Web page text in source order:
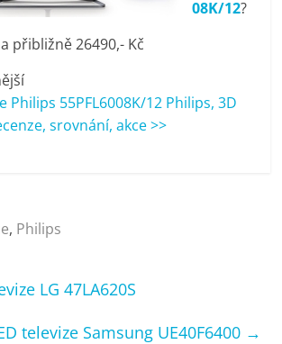
08K/12?
přibližně 26490,- Kč
Philips 55PFL6008K/12 Philips, 3D
srovnání, akce >>
, Philips
LG 47LA620S
televize Samsung UE40F6400 →